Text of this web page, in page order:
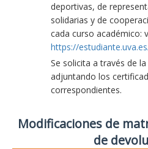
deportivas, de
solidarias y de
cada curso académico:
https://
Se solicita a través de la
adjuntando los
correspondientes.
Modificaciones de
de